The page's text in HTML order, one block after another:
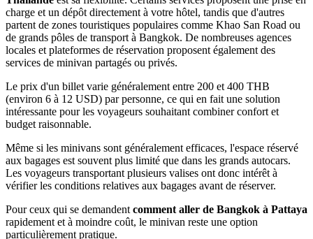
charge et un dépôt directement à votre hôtel, tandis que d'autres
partent de zones touristiques populaires comme Khao San Road ou
de grands pôles de transport à Bangkok. De nombreuses agences
locales et plateformes de réservation proposent également des
services de minivan partagés ou privés.
Le prix d'un billet varie généralement entre 200 et 400 THB
(environ 6 à 12 USD) par personne, ce qui en fait une solution
intéressante pour les voyageurs souhaitant combiner confort et
budget raisonnable.
Même si les minivans sont généralement efficaces, l'espace réservé
aux bagages est souvent plus limité que dans les grands autocars.
Les voyageurs transportant plusieurs valises ont donc intérêt à
vérifier les conditions relatives aux bagages avant de réserver.
Pour ceux qui se demandent comment aller de Bangkok à Pattaya
rapidement et à moindre coût, le minivan reste une option
particulièrement pratique.